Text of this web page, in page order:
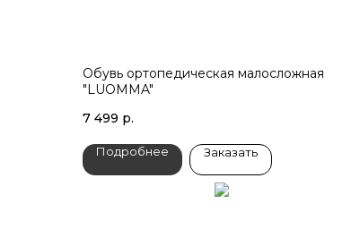
Обувь ортопедическая малосложная
"LUOMMA"
7 499 р.
Подробнее Заказать